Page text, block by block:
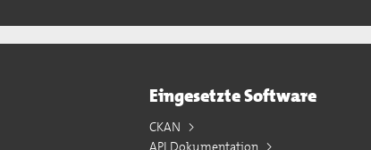
Eingesetzte Software
CKAN
API Dokumentation